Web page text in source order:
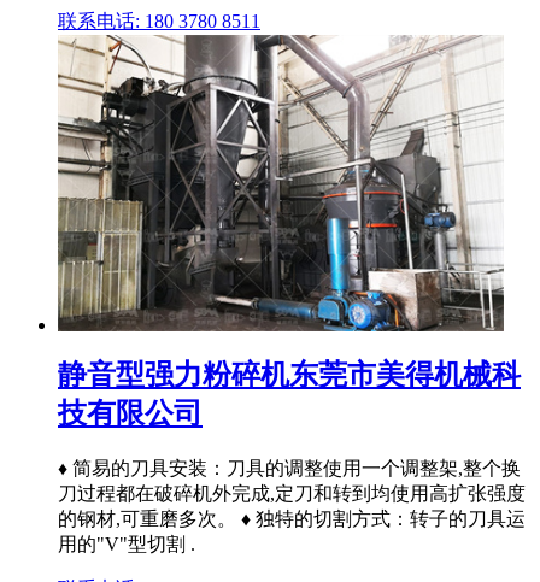
联系电话: 180 3780 8511
静音型强力粉碎机东莞市美得机械科
技有限公司
♦ 简易的刀具安装：刀具的调整使用一个调整架,整个换
刀过程都在破碎机外完成,定刀和转到均使用高扩张强度
的钢材,可重磨多次。 ♦ 独特的切割方式：转子的刀具运
用的"V"型切割 .